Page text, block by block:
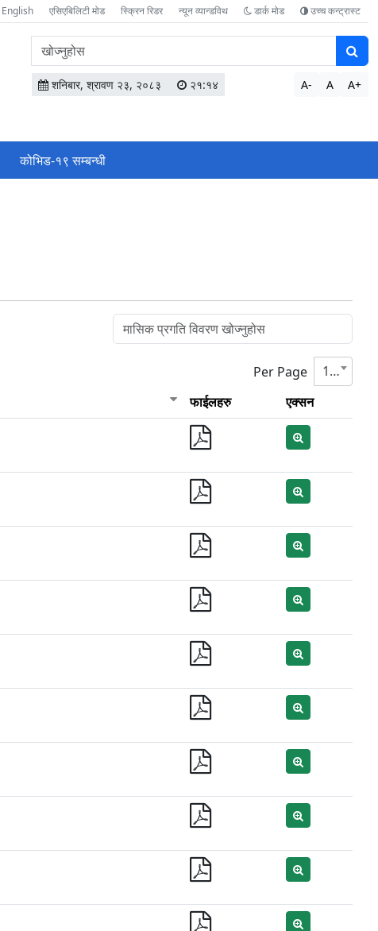
English एसिएबिलिटी मोड स्क्रिन रिडर न्यून व्यान्डविथ डार्क मोड उच्च कन्ट्रास्ट
वेबसाइटमा
सामग्री
खोज्नुहोस
शनिबार, श्रावण २३, २०८३ २१:१४ A- A A+
कोभिड-१९ सम्बन्धी
Per Page
10
फाईलहरु
एक्सन